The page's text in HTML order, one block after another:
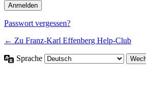
Passwort vergessen?
← Zu Franz-Karl Effenberg Help-Club
Sprache